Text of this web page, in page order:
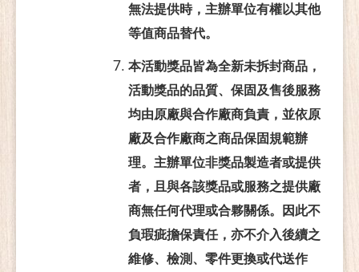
無法提供時，主辦單位有權以其他
等值商品替代。
本活動獎品皆為全新未拆封商品，
活動獎品的品質、保固及售後服務
均由原廠與合作廠商負責，並依原
廠及合作廠商之商品保固規範辦
理。主辦單位非獎品製造者或提供
者，且與各該獎品或服務之提供廠
商無任何代理或合夥關係。因此不
負瑕疵擔保責任，亦不介入後續之
維修、檢測、零件更換或代送作